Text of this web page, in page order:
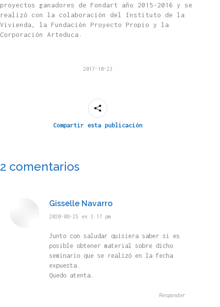
proyectos ganadores de Fondart año 2015-2016 y se
realizó con la colaboración del Instituto de la
Vivienda, la Fundación Proyecto Propio y la
Corporación Arteduca.
2017-10-23
Compartir esta publicación
2 comentarios
Gisselle Navarro
dice:
2020-08-25 en 3:17 pm
Junto con saludar quisiera saber si es
posible obtener material sobre dicho
seminario que se realizó en la fecha
expuesta.
Quedo atenta.
Responder